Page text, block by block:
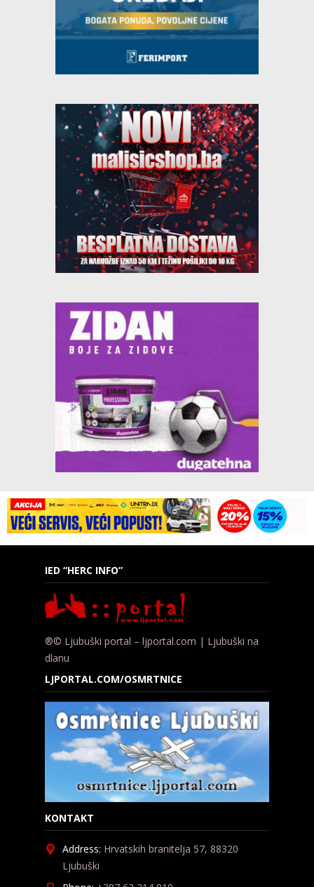
IED “HERC INFO”
®© Ljubuški portal – ljportal.com | Ljubuški na
dlanu
LJPORTAL.COM/OSMRTNICE
KONTAKT
Address: Hrvatskih branitelja 57, 88320
Ljubuški